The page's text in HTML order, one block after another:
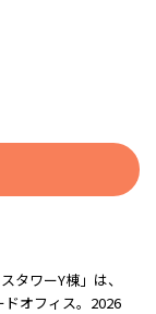
タワーY棟」は、
ドオフィス。2026